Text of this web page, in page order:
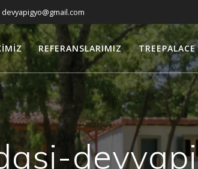
devyapigyo@gmail.com
REFERANSLARIMIZ TREEPALACE
devyapi